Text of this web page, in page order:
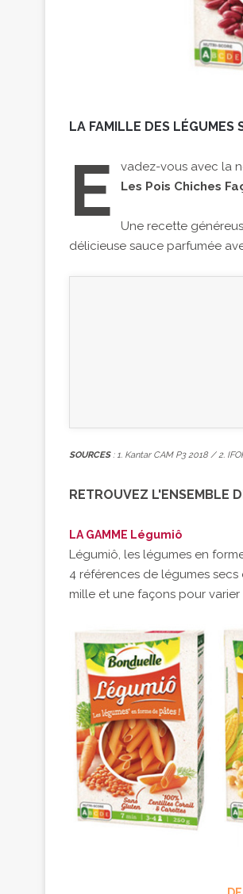
LA FAMILLE DES LÉGUMES
E
vadez-vous avec la
Les Pois Chiches
Une recette
délicieuse sauce parfumée
SOURCES: 1. Kantar CAM P3 2018 / 2.
RETROUVEZ L'ENSEMBLE
LA GAMME Légumiô
Légumiô, les légumes en
4 références de légumes
mille et une façons pour